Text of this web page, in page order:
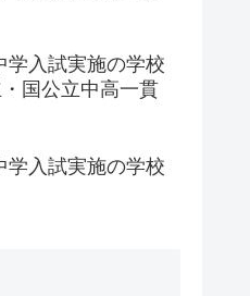
学入試実施の学校
・国公立中高一貫
学入試実施の学校